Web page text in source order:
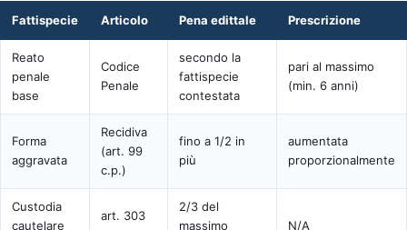
Fattispecie Articolo Pena edittale Prescrizione
Reato
penale
base
Codice
Penale
secondo la
fattispecie
contestata
pari al massimo
(min. 6 anni)
Forma
aggravata
Recidiva
(art. 99
c.p.)
fino a 1/2 in
più
aumentata
proporzionalmente
Custodia
cautelare
art. 303
2/3 del
massimo
N/A